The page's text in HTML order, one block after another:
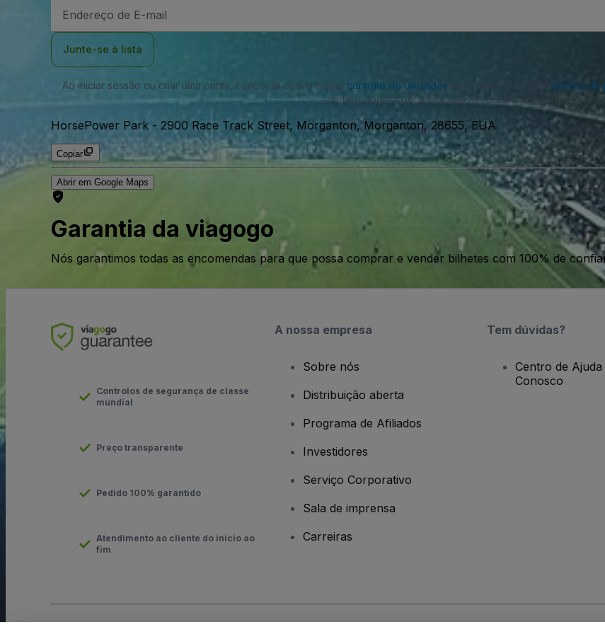
de
Junte-se à lista
Ao iniciar sessão ou criar uma conta, concorda com o nosso contrato de utilizador política de
parte e poderá optar por não as receber a qualquer
HorsePower Park - 2900 Race Track Street, Morganton, Morganton, 28655, EUA
Copiar
Abrir em Google Maps
Garantia da viagogo
Nós garantimos todas as encomendas para que possa comprar e vender bilhetes com 100% de
Controlos de segurança de classe
mundial
Preço transparente
Pedido 100% garantido
Atendimento ao cliente do início ao
fim
A nossa empresa
Sobre nós
Distribuição aberta
Programa de Afiliados
Investidores
Serviço Corporativo
Sala de imprensa
Carreiras
Tem dúvidas?
Centro de Ajuda
Conosco